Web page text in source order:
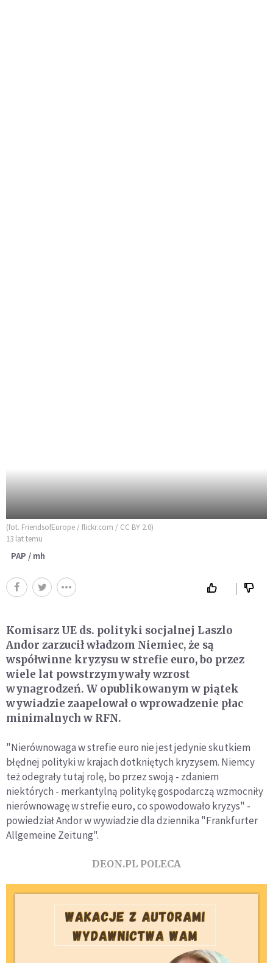
(fot. FriendsofEurope / flickr.com / CC BY 2.0)
13 lat temu
PAP / mh
Komisarz UE ds. polityki socjalnej Laszlo
Andor zarzucił władzom Niemiec, że są
współwinne kryzysu w strefie euro, bo przez
wiele lat powstrzymywały wzrost
wynagrodzeń. W opublikowanym w piątek
wywiadzie zaapelował o wprowadzenie płac
minimalnych w RFN.
"Nierównowaga w strefie euro nie jest jedynie skutkiem
błędnej polityki w krajach dotkniętych kryzysem. Niemcy
też odegrały tutaj rolę, bo przez swoją - zdaniem
niektórych - merkantylną politykę gospodarczą wzmocniły
nierównowagę w strefie euro, co spowodowało kryzys" -
powiedział Andor w wywiadzie dla dziennika "Frankfurter
Allgemeine Zeitung".
DEON.PL POLECA